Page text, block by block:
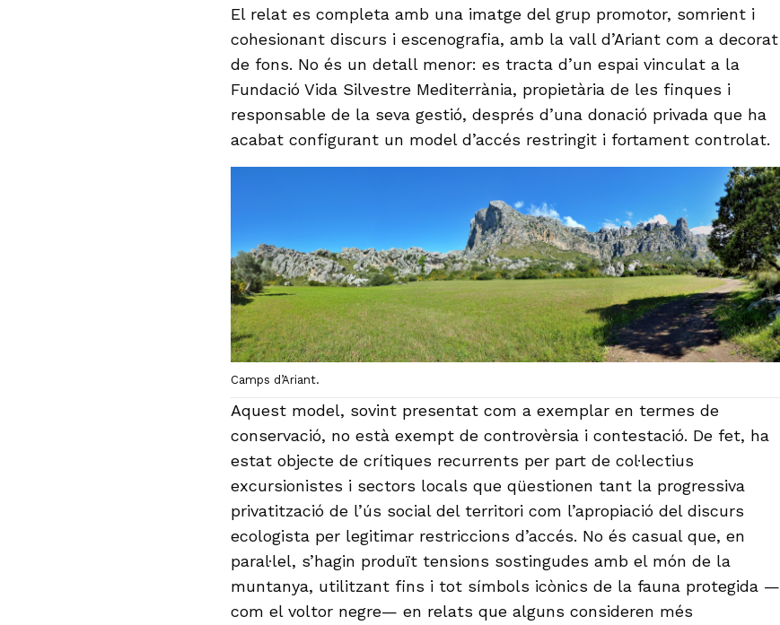
El relat es completa amb una imatge del grup promotor, somrient i
cohesionant discurs i escenografia, amb la vall d’Ariant com a decorat
de fons. No és un detall menor: es tracta d’un espai vinculat a la
Fundació Vida Silvestre Mediterrània, propietària de les finques i
responsable de la seva gestió, després d’una donació privada que ha
acabat configurant un model d’accés restringit i fortament controlat.
Camps d’Ariant.
Aquest model, sovint presentat com a exemplar en termes de
conservació, no està exempt de controvèrsia i contestació. De fet, ha
estat objecte de crítiques recurrents per part de col·lectius
excursionistes i sectors locals que qüestionen tant la progressiva
privatització de l’ús social del territori com l’apropiació del discurs
ecologista per legitimar restriccions d’accés. No és casual que, en
paral·lel, s’hagin produït tensions sostingudes amb el món de la
muntanya, utilitzant fins i tot símbols icònics de la fauna protegida —
com el voltor negre— en relats que alguns consideren més